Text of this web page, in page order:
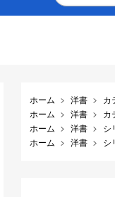
ホーム 洋書 カ
ホーム
洋書 カ
ホーム
洋書 シ
ホーム
洋書 シ